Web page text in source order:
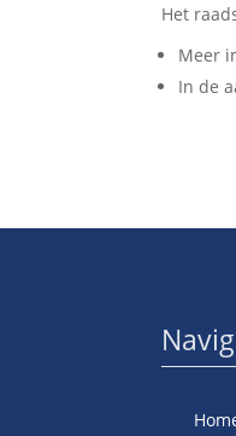
Het
Meer
In de